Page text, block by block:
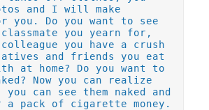
and I will make
you. Do you want to see
you yearn for,
you have a crush
and friends you eat
at home? Do you want to
Now you can realize
you can see them naked and
pack of cigarette money.